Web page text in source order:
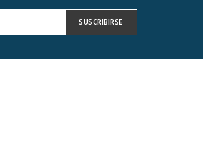
SUSCRIBIRSE